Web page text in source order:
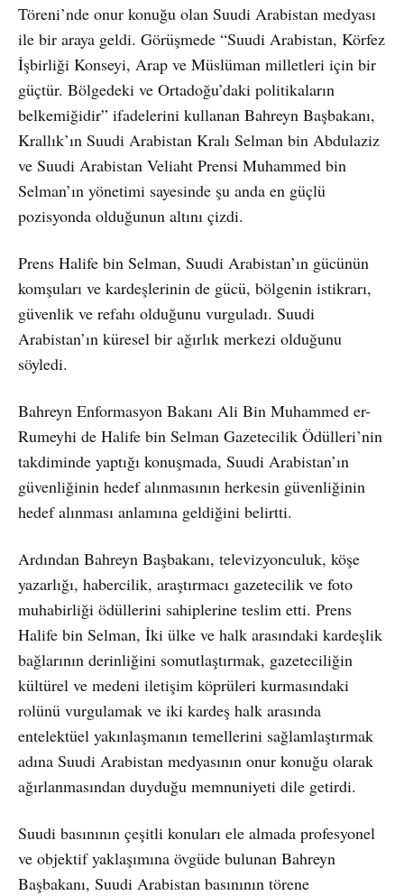
Töreni’nde onur konuğu olan Suudi Arabistan medyası
ile bir araya geldi. Görüşmede “Suudi Arabistan, Körfez
İşbirliği Konseyi, Arap ve Müslüman milletleri için bir
güçtür. Bölgedeki ve Ortadoğu’daki politikaların
belkemiğidir” ifadelerini kullanan Bahreyn Başbakanı,
Krallık’ın Suudi Arabistan Kralı Selman bin Abdulaziz
ve Suudi Arabistan Veliaht Prensi Muhammed bin
Selman’ın yönetimi sayesinde şu anda en güçlü
pozisyonda olduğunun altını çizdi.
Prens Halife bin Selman, Suudi Arabistan’ın gücünün
komşuları ve kardeşlerinin de gücü, bölgenin istikrarı,
güvenlik ve refahı olduğunu vurguladı. Suudi
Arabistan’ın küresel bir ağırlık merkezi olduğunu
söyledi.
Bahreyn Enformasyon Bakanı Ali Bin Muhammed er-
Rumeyhi de Halife bin Selman Gazetecilik Ödülleri’nin
takdiminde yaptığı konuşmada, Suudi Arabistan’ın
güvenliğinin hedef alınmasının herkesin güvenliğinin
hedef alınması anlamına geldiğini belirtti.
Ardından Bahreyn Başbakanı, televizyonculuk, köşe
yazarlığı, habercilik, araştırmacı gazetecilik ve foto
muhabirliği ödüllerini sahiplerine teslim etti. Prens
Halife bin Selman, İki ülke ve halk arasındaki kardeşlik
bağlarının derinliğini somutlaştırmak, gazeteciliğin
kültürel ve medeni iletişim köprüleri kurmasındaki
rolünü vurgulamak ve iki kardeş halk arasında
entelektüel yakınlaşmanın temellerini sağlamlaştırmak
adına Suudi Arabistan medyasının onur konuğu olarak
ağırlanmasından duyduğu memnuniyeti dile getirdi.
Suudi basınının çeşitli konuları ele almada profesyonel
ve objektif yaklaşımına övgüde bulunan Bahreyn
Başbakanı, Suudi Arabistan basınının törene